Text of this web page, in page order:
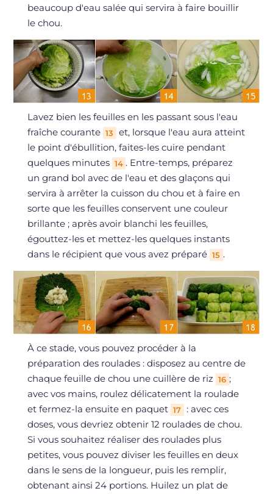
beaucoup d'eau salée qui servira à faire bouillir
le chou.
Lavez bien les feuilles en les passant sous l'eau
fraîche courante 13
et, lorsque l'eau aura atteint
le point d'ébullition, faites-les cuire pendant
quelques minutes 14 . Entre-temps, préparez
un grand bol avec de l'eau et des glaçons qui
servira à arrêter la cuisson du chou et à faire en
sorte que les feuilles conservent une couleur
brillante ; après avoir blanchi les feuilles,
égouttez-les et mettez-les quelques instants
dans le récipient que vous avez préparé 15 .
À ce stade, vous pouvez procéder à la
préparation des roulades : disposez au centre de
chaque feuille de chou une cuillère de riz 16 ;
avec vos mains, roulez délicatement la roulade
et fermez-la ensuite en paquet 17
: avec ces
doses, vous devriez obtenir 12 roulades de chou.
Si vous souhaitez réaliser des roulades plus
petites, vous pouvez diviser les feuilles en deux
dans le sens de la longueur, puis les remplir,
obtenant ainsi 24 portions. Huilez un plat de